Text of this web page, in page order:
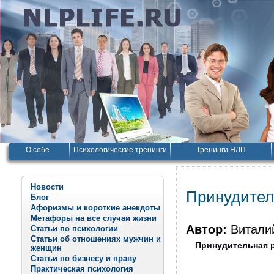
О себе Психологические тренинги Тренинги НЛП
Новости
Блог
Афоризмы и короткие анекдоты
Метафоры на все случаи жизни
Статьи по психологии
Статьи об отношениях мужчин и
женщин
Статьи по бизнесу и праву
Практическая психология
Автор:
Принудительная